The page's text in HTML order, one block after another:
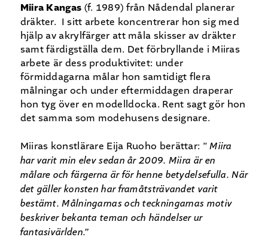
Miira Kangas (f. 1989) från Nådendal planerar
dräkter. I sitt arbete koncentrerar hon sig med
hjälp av akrylfärger att måla skisser av dräkter
samt färdigställa dem. Det förbryllande i Miiras
arbete är dess produktivitet: under
förmiddagarna målar hon samtidigt flera
målningar och under eftermiddagen draperar
hon tyg över en modelldocka. Rent sagt gör hon
det samma som modehusens designare.
Miiras konstlärare Eija Ruoho berättar: ”Miira
har varit min elev sedan år 2009. Miira är en
målare och färgerna är för henne betydelsefulla. När
det gäller konsten har framåtsträvandet varit
bestämt. Målningarnas och teckningarnas motiv
beskriver bekanta teman och händelser ur
fantasivärlden.”